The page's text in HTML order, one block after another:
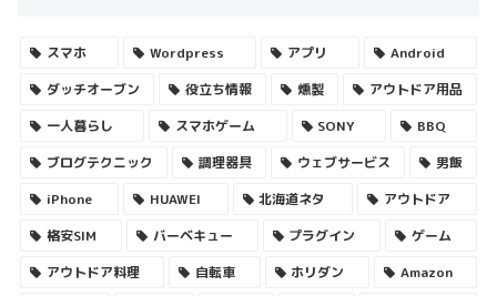
スマホ Wordpress アプリ
Android
ダッチオーブン
役立ち情報 燻製
アウトドア用品
一人暮らし
スマホゲーム SONY
BBQ
ブログテクニック
調理器具 ウェブサービス
男飯
iPhone
HUAWEI 北海道ネタ
アウトドア
格安SIM
バーベキュー プラグイン
ゲーム
アウトドア料理
自転車 ホリダン
Amazon